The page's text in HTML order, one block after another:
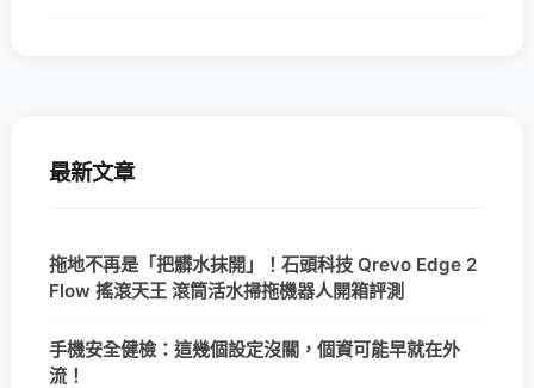
最新文章
拖地不再是「把髒水抹開」！石頭科技 Qrevo Edge 2
Flow 搖滾天王 滾筒活水掃拖機器人開箱評測
手機安全健檢：這幾個設定沒關，個資可能早就在外
流！